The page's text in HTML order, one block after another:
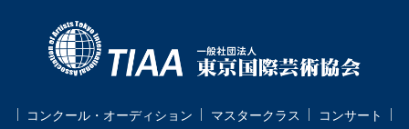
コンクール・オーディション マスタークラス コンサート